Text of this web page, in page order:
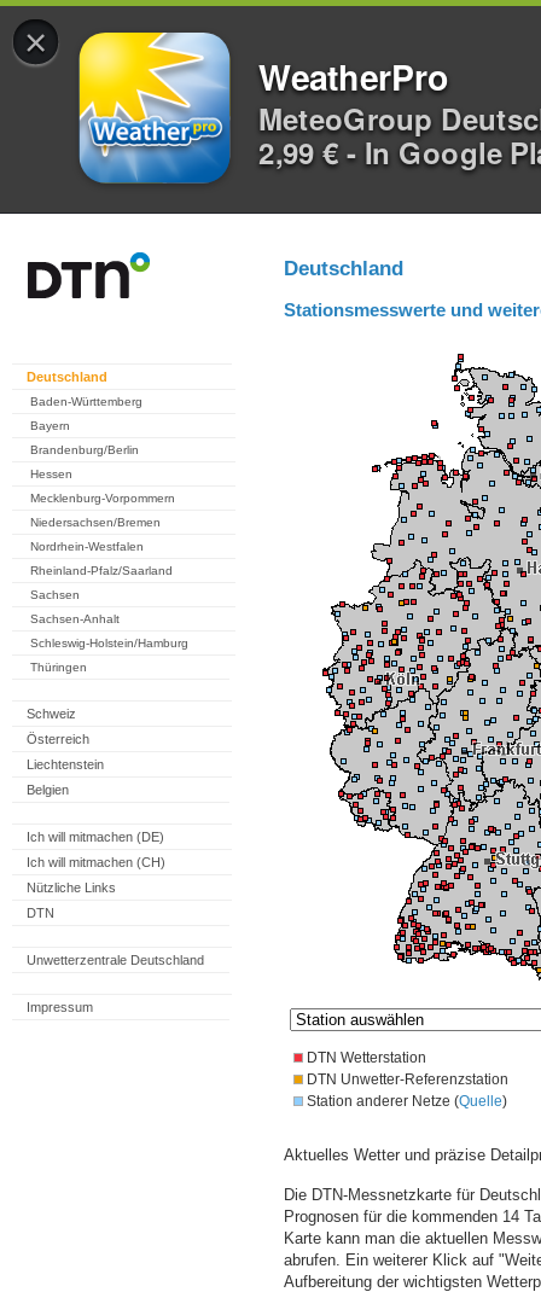
×
WeatherPro
MeteoGroup
2,99 € - In Google
Deutschland
Baden-Württemberg
Bayern
Brandenburg/Berlin
Hessen
Mecklenburg-Vorpommern
Niedersachsen/Bremen
Nordrhein-Westfalen
Rheinland-Pfalz/Saarland
Sachsen
Sachsen-Anhalt
Schleswig-Holstein/Hamburg
Thüringen
Schweiz
Österreich
Liechtenstein
Belgien
Ich will mitmachen (DE)
Ich will mitmachen (CH)
Nützliche Links
DTN
Unwetterzentrale Deutschland
Impressum
Deutschland
Stationsmesswerte und
DTN Wetterstation
DTN Unwetter-Referenzstation
Station anderer Netze (Quelle)
Aktuelles Wetter und präzise
Die DTN-Messnetzkarte für
Prognosen für die kommenden 14
Karte kann man die aktuellen
abrufen. Ein weiterer Klick auf
Aufbereitung der wichtigsten